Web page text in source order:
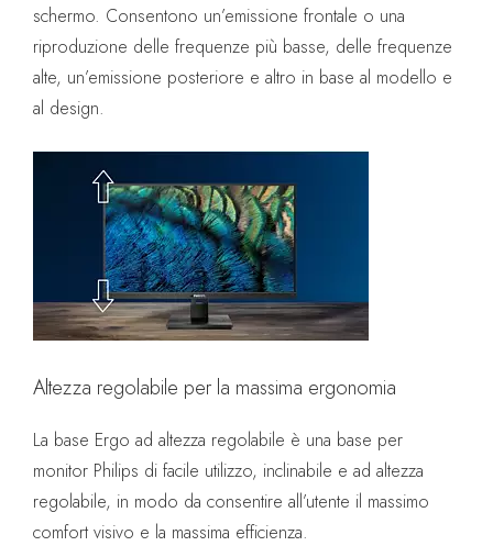
schermo. Consentono un’emissione frontale o una
riproduzione delle frequenze più basse, delle frequenze
alte, un’emissione posteriore e altro in base al modello e
al design.
Altezza regolabile per la massima ergonomia
La base Ergo ad altezza regolabile è una base per
monitor Philips di facile utilizzo, inclinabile e ad altezza
regolabile, in modo da consentire all’utente il massimo
comfort visivo e la massima efficienza.